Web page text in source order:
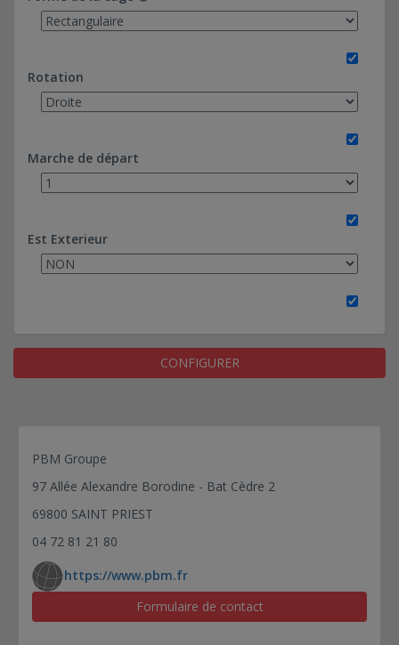
Rotation
Marche de départ
Est Exterieur
CONFIGURER
PBM Groupe
97 Allée Alexandre Borodine - Bat Cèdre 2
69800 SAINT PRIEST
04 72 81 21 80
https://www.pbm.fr
Formulaire de contact